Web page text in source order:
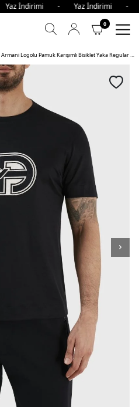
İndirimi - Yaz
0
Emporio Armani Logolu Pamuk Karışımlı Bisiklet Yaka Regular Fit Erkek T Shirt